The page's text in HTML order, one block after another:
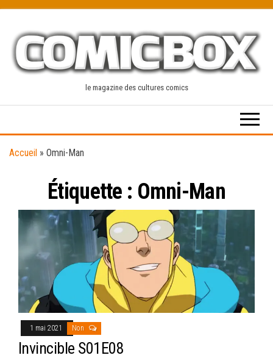
content
le magazine des cultures comics
Accueil » Omni-Man
Étiquette : Omni-Man
1 mai 2021 Non
Invincible S01E08